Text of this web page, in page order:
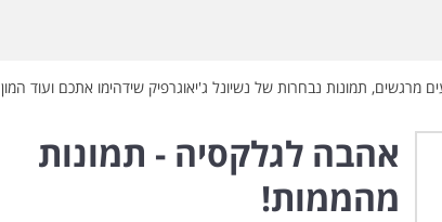
תמונות נבחרות של נשיונל ג'יאוגרפיק שידהימו אתכם ועוד המון
אהבה לגלקסיה - תמונות
מהממות!